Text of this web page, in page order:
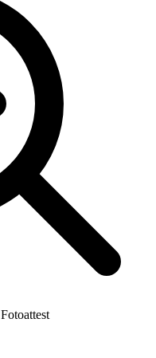
Fotoattest